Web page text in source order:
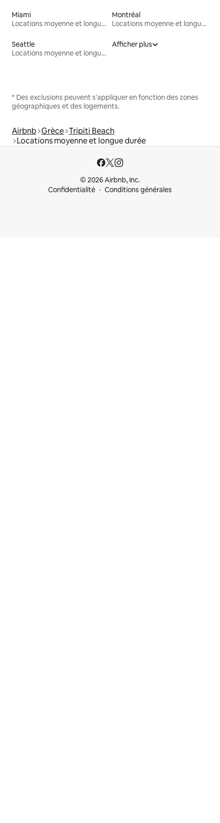
Miami
Locations moyenne et longue durée
Montréal
Locations moyenne et longue durée
Seattle
Locations moyenne et longue durée
Afficher plus
* Des exclusions peuvent s'appliquer en fonction des zones
géographiques et des logements.
Airbnb Grèce Tripiti Beach
Locations moyenne et longue durée
© 2026 Airbnb, Inc.
Confidentialité
Conditions générales